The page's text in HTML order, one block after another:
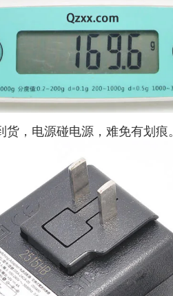
，电源碰电源，难免有划痕。